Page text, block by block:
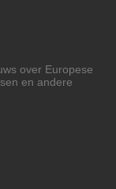
over Europese
en andere